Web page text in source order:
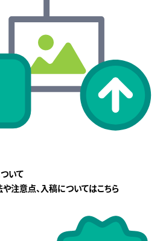
いて
注意点、入稿についてはこちら